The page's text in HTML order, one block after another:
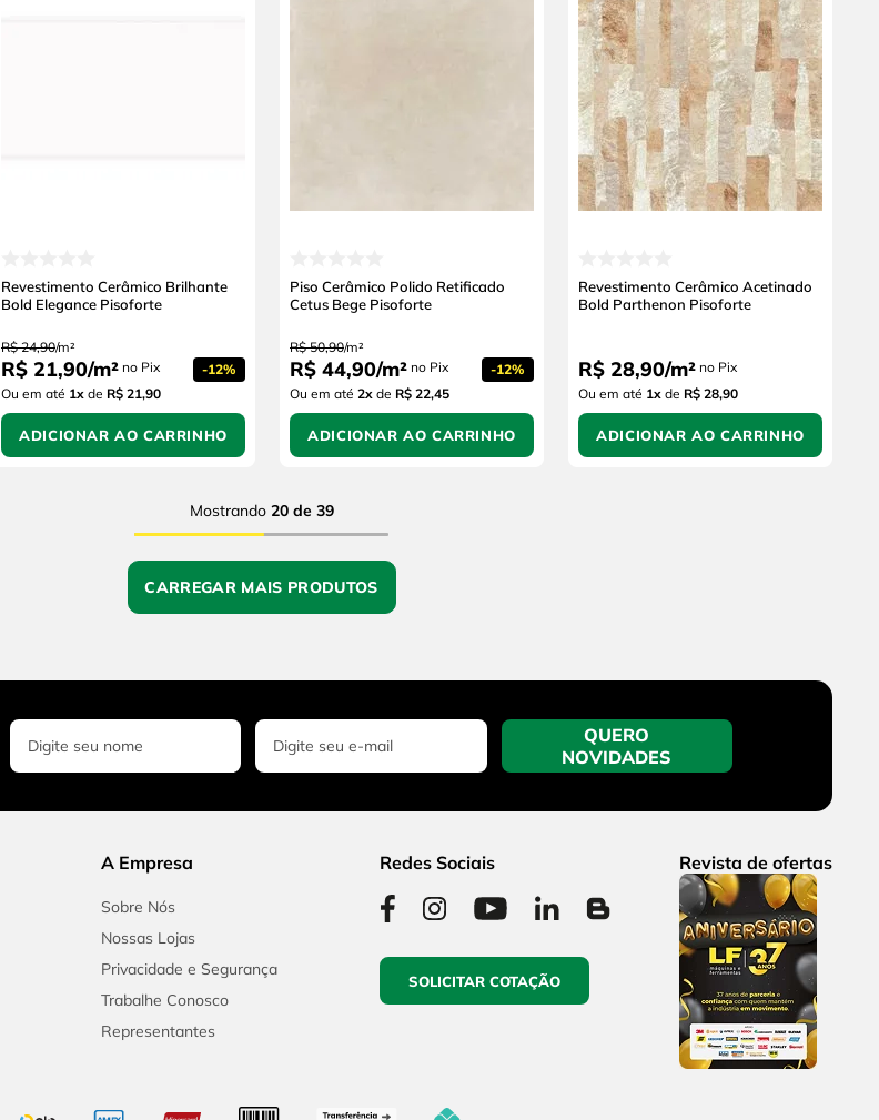
Revestimento Cerâmico Brilhante
Bold Elegance Pisoforte
R$ 24,90/m²
R$ 21,90/m² no Pix -12%
Ou em até 1x de R$ 21,90
ADICIONAR AO CARRINHO
Piso Cerâmico Polido Retificado
Cetus Bege Pisoforte
R$ 50,90/m²
R$ 44,90/m² no Pix -12%
Ou em até 2x de R$ 22,45
ADICIONAR AO CARRINHO
Revestimento Cerâmico Acetinado
Bold Parthenon Pisoforte
R$ 28,90/m² no Pix
Ou em até 1x de R$ 28,90
ADICIONAR AO CARRINHO
Mostrando 20 de 39
QUERO
NOVIDADES
A Empresa
Sobre Nós
Nossas Lojas
Privacidade e Segurança
Trabalhe Conosco
Representantes
Redes Sociais
SOLICITAR COTAÇÃO
Revista de ofertas